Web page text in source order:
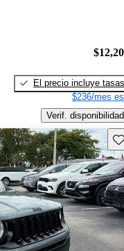
El precio incluye tasas
$236/mes
Verif. disponibilidad